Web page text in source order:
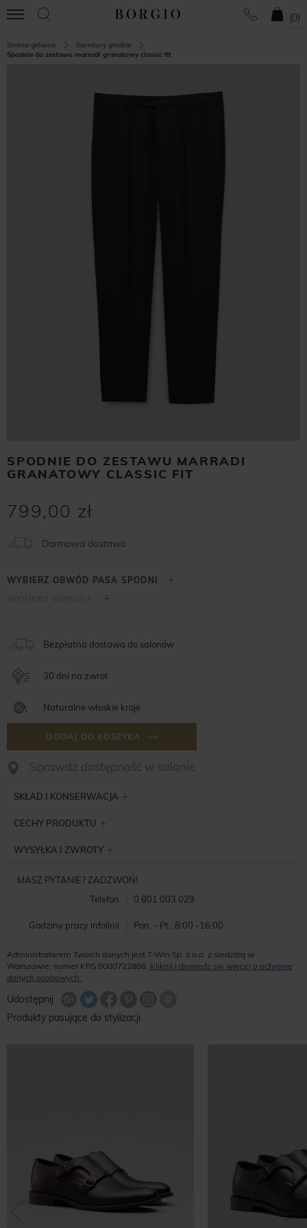
(0)
Strona główna
Garnitury gładkie
Spodnie do zestawu marradi granatowy classic fit
SPODNIE DO ZESTAWU MARRADI
GRANATOWY CLASSIC FIT
799,00 zł
Darmowa dostawa
Bezpłatna dostawa do salonów
30 dni na zwrot
Naturalne włoskie kroje
DODAJ DO KOSZYKA
Sprawdż dostępność w salonie
SKŁAD I KONSERWACJA
CECHY PRODUKTU
WYSYŁKA I ZWROTY
MASZ PYTANIE? ZADZWOŃ!
Telefon
0 801 003 029
Godziny pracy infolinii Pon. - Pt.: 8:00 -16:00
Administratorem Twoich danych jest T-Win Sp. z o.o. z siedzibą w
Warszawie, numer KRS 0000722886. Kliknij i dowiedz się więcej o ochronie
danych osobowych.
Udostępnij
Share FacebookUdostępnij na Google+
Udostępnij na Google+
Produkty pasujące do stylizacji